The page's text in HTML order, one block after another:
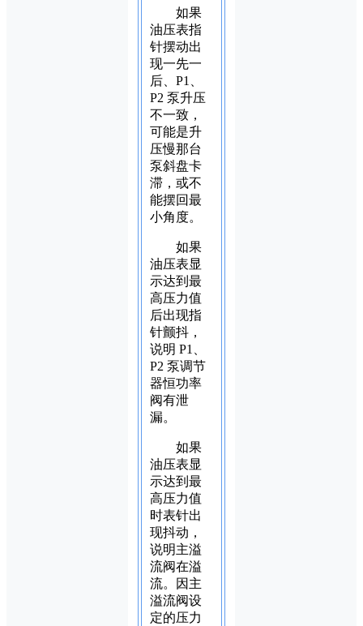
如果
油压表指
针摆动出
现一先一
后、P1、
P2 泵升压
不一致，
可能是升
压慢那台
泵斜盘卡
滞，或不
能摆回最
小角度。
如果
油压表显
示达到最
高压力值
后出现指
针颤抖，
说明 P1、
P2 泵调节
器恒功率
阀有泄
漏。
如果
油压表显
示达到最
高压力值
时表针出
现抖动，
说明主溢
流阀在溢
流。因主
溢流阀设
定的压力